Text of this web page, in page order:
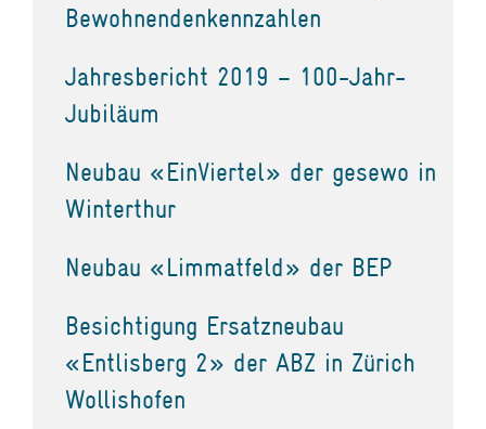
Bewohnendenkennzahlen
Jahresbericht 2019 – 100-Jahr-
Jubiläum
Neubau «EinViertel» der gesewo in
Winterthur
Neubau «Limmatfeld» der BEP
Besichtigung Ersatzneubau
«Entlisberg 2» der ABZ in Zürich
Wollishofen